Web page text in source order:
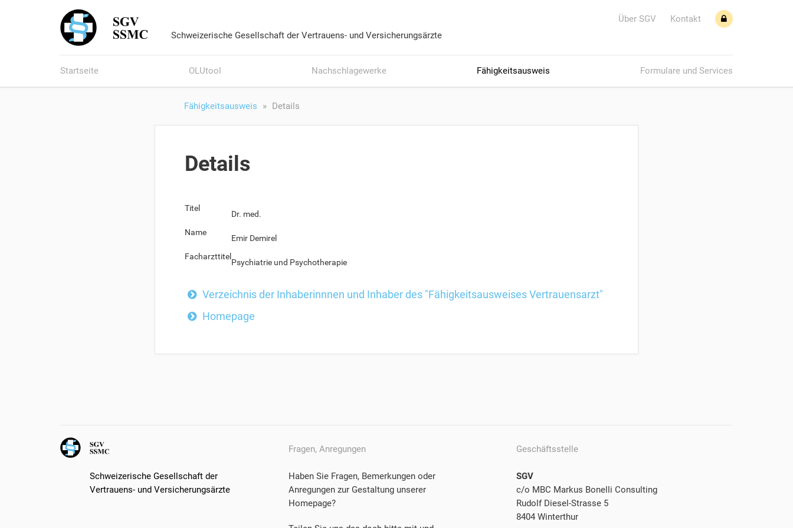
Über SGV
Kontakt
Schweizerische Gesellschaft der Vertrauens- und Versicherungsärzte
Startseite OLUtool Nachschlagewerke Fähigkeitsausweis Formulare und Services
Fähigkeitsausweis Details
Details
Titel
Dr. med.
Name
Emir Demirel
Facharzttitel
Psychiatrie und Psychotherapie
Verzeichnis der Inhaberinnnen und Inhaber des "Fähigkeitsausweises Vertrauensarzt"
Homepage
Schweizerische Gesellschaft der
Vertrauens- und Versicherungsärzte
Fragen, Anregungen
Haben Sie Fragen, Bemerkungen oder
Anregungen zur Gestaltung unserer
Homepage?
Geschäftsstelle
SGV
c/o MBC Markus Bonelli Consulting
Rudolf Diesel-Strasse 5
8404 Winterthur